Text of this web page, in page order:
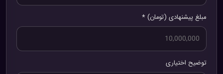
مبلغ پیشنهادی (تومان) *
توضیح اختیاری